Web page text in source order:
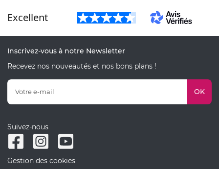
Excellent
Inscrivez-vous à notre Newsletter
Recevez nos nouveautés et nos bons plans !
OK
Suivez-nous
Gestion des cookies